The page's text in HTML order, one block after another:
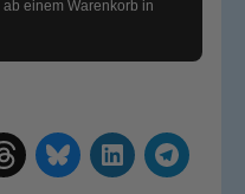
ab einem Warenkorb in